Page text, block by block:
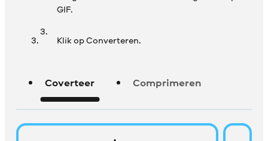
GIF.
Klik op Converteren.
Coverteer Comprimeren